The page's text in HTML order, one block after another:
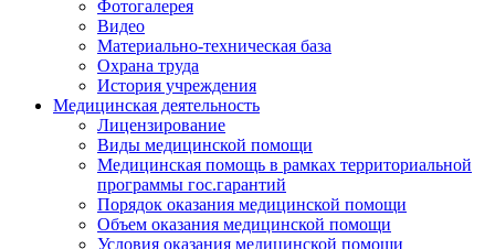
Фотогалерея
Видео
Материально-техническая база
Охрана труда
История учреждения
Медицинская деятельность
Лицензирование
Виды медицинской помощи
Медицинская помощь в рамках территориальной
программы гос.гарантий
Порядок оказания медицинской помощи
Объем оказания медицинской помощи
Условия оказания медицинской помощи